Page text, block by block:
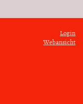
Login
Webansicht